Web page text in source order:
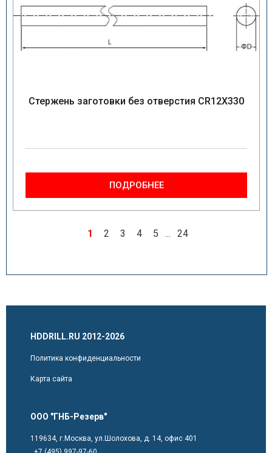
Стержень заготовки без отверстия CR12X330
ПОДРОБНЕЕ
1 2 3 4 5 ... 24
HDDRILL.RU 2012-2026
Политика конфиденциальности
Карта сайта
ООО "ГНБ-Резерв"
119634, г.Москва, ул.Шолохова, д. 14, офис 401